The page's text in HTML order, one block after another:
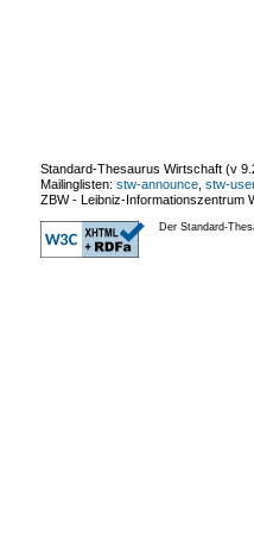
Standard-Thesaurus Wirtschaft (v
Mailinglisten: stw-announce stw-
ZBW - Leibniz-Informationszentrum
Der Standard-